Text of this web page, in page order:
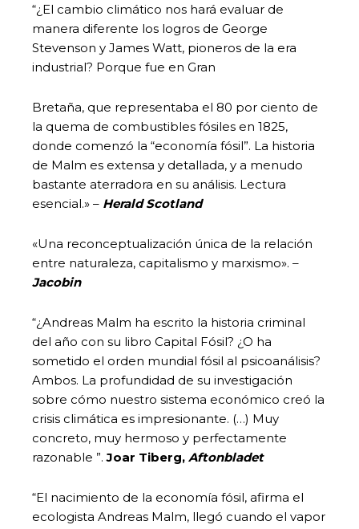
“¿El cambio climático nos hará evaluar de
manera diferente los logros de George
Stevenson y James Watt, pioneros de la era
industrial? Porque fue en Gran
Bretaña, que representaba el 80 por ciento de
la quema de combustibles fósiles en 1825,
donde comenzó la “economía fósil”. La historia
de Malm es extensa y detallada, y a menudo
bastante aterradora en su análisis. Lectura
esencial.» – Herald Scotland
«Una reconceptualización única de la relación
entre naturaleza, capitalismo y marxismo». –
Jacobin
“¿Andreas Malm ha escrito la historia criminal
del año con su libro Capital Fósil? ¿O ha
sometido el orden mundial fósil al psicoanálisis?
Ambos. La profundidad de su investigación
sobre cómo nuestro sistema económico creó la
crisis climática es impresionante. (…) Muy
concreto, muy hermoso y perfectamente
razonable ”.Joar Tiberg, Aftonbladet
“El nacimiento de la economía fósil, afirma el
ecologista Andreas Malm, llegó cuando el vapor